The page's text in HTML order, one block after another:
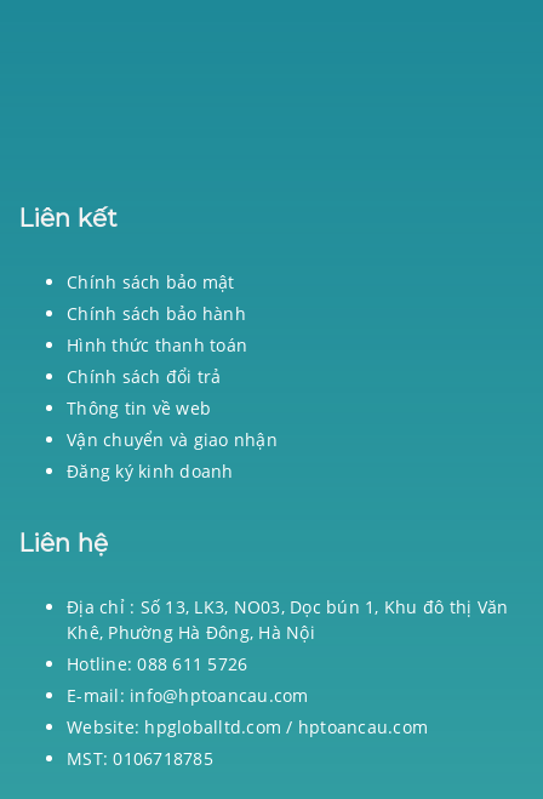
Liên kết
Chính sách bảo mật
Chính sách bảo hành
Hình thức thanh toán
Chính sách đổi trả
Thông tin về web
Vận chuyển và giao nhận
Đăng ký kinh doanh
Liên hệ
Địa chỉ : Số 13, LK3, NO03, Dọc bún 1, Khu đô thị Văn
Khê, Phường Hà Đông, Hà Nội
Hotline: 088 611 5726
E-mail: info@hptoancau.com
Website: hpgloballtd.com / hptoancau.com
MST: 0106718785